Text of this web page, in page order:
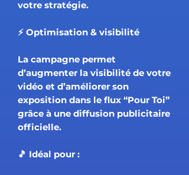
votre stratégie.
⚡ Optimisation & visibilité
La campagne permet
d’augmenter la visibilité de votre
vidéo et d’améliorer son
exposition dans le flux “Pour Toi”
grâce à une diffusion publicitaire
officielle.
🎵 Idéal pour :